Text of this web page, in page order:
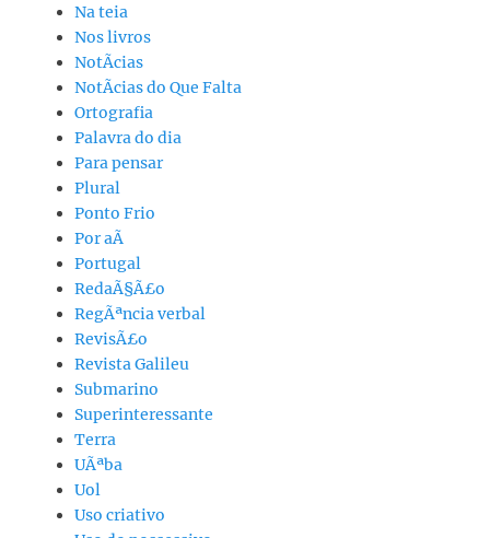
Na teia
Nos livros
NotÃ­cias
NotÃ­cias do Que Falta
Ortografia
Palavra do dia
Para pensar
Plural
Ponto Frio
Por aÃ­
Portugal
RedaÃ§Ã£o
RegÃªncia verbal
RevisÃ£o
Revista Galileu
Submarino
Superinteressante
Terra
UÃªba
Uol
Uso criativo